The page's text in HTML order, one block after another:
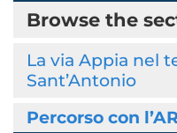
Browse the
La via Appia nel
Sant’Antonio
Percorso con